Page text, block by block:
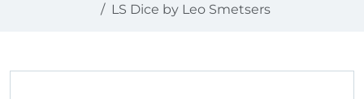
LS Dice by Leo Smetsers